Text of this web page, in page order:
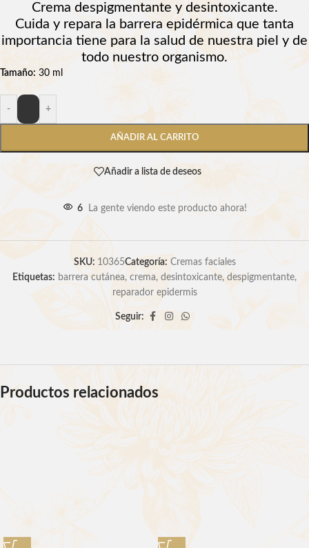
Crema despigmentante y desintoxicante.
Cuida y repara la barrera epidérmica que tanta
importancia tiene para la salud de nuestra piel y de
todo nuestro organismo.
Tamaño: 30 ml
- +
AÑADIR AL CARRITO
Añadir a lista de deseos
6 La gente viendo este producto ahora!
SKU: 10365Categoría: Cremas faciales
Etiquetas: barrera cutánea, crema, desintoxicante, despigmentante,
reparador epidermis
Seguir:
Productos relacionados